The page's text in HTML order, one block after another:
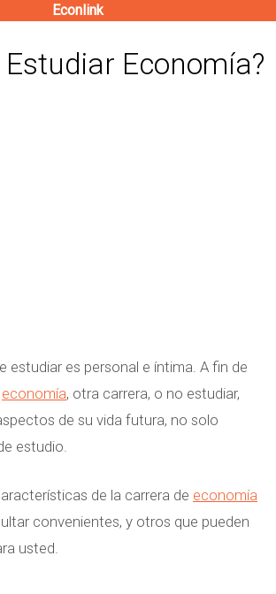
Econlink
Estudiar Economía?
estudiar es personal e íntima. A fin de
economía, otra carrera, o no estudiar,
de su vida futura, no solo
estudio.
de la carrera de economía
convenientes, y otros que pueden
usted.